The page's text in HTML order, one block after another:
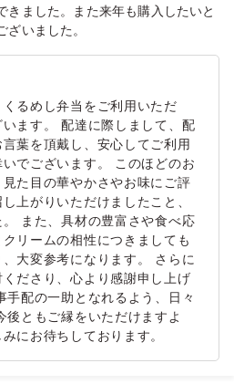
きました。また来年も購入したいと
ざいました。
るめし弁当をご利用いただ
ます。 配達に際しまして、配
葉を頂戴し、安心してご利用
でございます。 このほどのお
た目の華やかさやお味にご評
上がりいただけましたこと、
また、具材の豊富さや食べ応
リームの相性につきましても
大変参考になります。 さらに
ださり、心より感謝申し上げ
手配の一助となれるよう、日々
後ともご縁をいただけますよ
にお待ちしております。